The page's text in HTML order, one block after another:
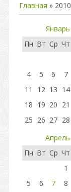
Главная » 2010
Пн Вт Ср Чт
4
5 6 7
11
12 13 14
18 19 20 21
25 26 27 28
Пн Вт Ср Чт
1
5
6 7 8